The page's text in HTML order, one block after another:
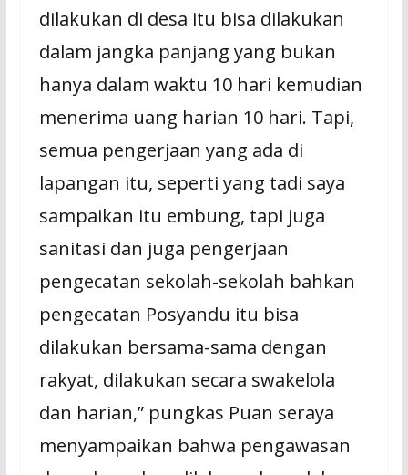
dilakukan di desa itu bisa dilakukan
dalam jangka panjang yang bukan
hanya dalam waktu 10 hari kemudian
menerima uang harian 10 hari. Tapi,
semua pengerjaan yang ada di
lapangan itu, seperti yang tadi saya
sampaikan itu embung, tapi juga
sanitasi dan juga pengerjaan
pengecatan sekolah-sekolah bahkan
pengecatan Posyandu itu bisa
dilakukan bersama-sama dengan
rakyat, dilakukan secara swakelola
dan harian,” pungkas Puan seraya
menyampaikan bahwa pengawasan